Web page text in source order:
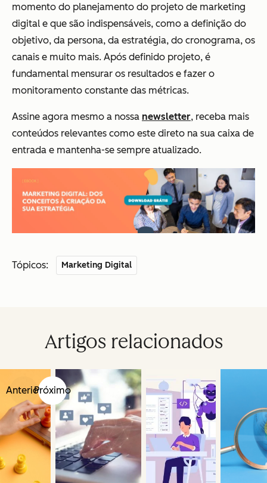
momento do planejamento do projeto de marketing
digital e que são indispensáveis, como a definição do
objetivo, da persona, da estratégia, do cronograma, os
canais e muito mais. Após definido projeto, é
fundamental mensurar os resultados e fazer o
monitoramento constante das métricas.
Assine agora mesmo a nossa newsletter, receba mais
conteúdos relevantes como este direto na sua caixa de
entrada e mantenha-se sempre atualizado.
Tópicos: Marketing Digital
Artigos relacionados
AnteriorPróximo